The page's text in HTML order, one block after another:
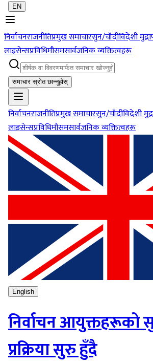
EN
निर्वाचनराजनीतिप्रमुख समाचारसुन/चाँदीविदेशी मुद्रा
लाइसेन्सप्रविधिमौसमसार्वजनिक व्यक्तित्वहरू
समाचार स्रोत छान्नुहोस्
निर्वाचनराजनीतिप्रमुख समाचारसुन/चाँदीविदेशी
लाइसेन्सप्रविधिमौसमसार्वजनिक व्यक्तित्वहरू
English
निर्वाचन आयुक्तहरूको
प्रक्रिया सुरु हुँदै